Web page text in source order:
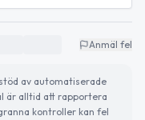
Anmäl fel
av automatiserade
är alltid att rapportera
kontroller kan fel